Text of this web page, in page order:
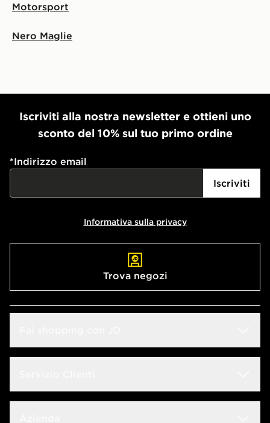
Motorsport
Nero Maglie
Iscriviti alla nostra newsletter e ottieni uno
sconto del 10% sul tuo primo ordine
*Indirizzo email
Iscriviti
Informativa sulla privacy
Trova negozi
Guida alle taglie